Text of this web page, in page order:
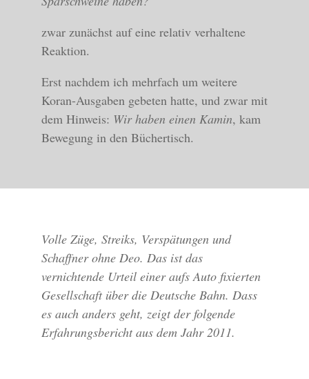
zwar zunächst auf eine relativ verhaltene
Reaktion.
Erst nachdem ich mehrfach um weitere
Koran-Ausgaben gebeten hatte, und zwar mit
dem Hinweis: Wir haben einen Kamin, kam
Bewegung in den Büchertisch.
Volle Züge, Streiks, Verspätungen und
Schaffner ohne Deo. Das ist das
vernichtende Urteil einer aufs Auto fixierten
Gesellschaft über die Deutsche Bahn. Dass
es auch anders geht, zeigt der folgende
Erfahrungsbericht aus dem Jahr 2011.